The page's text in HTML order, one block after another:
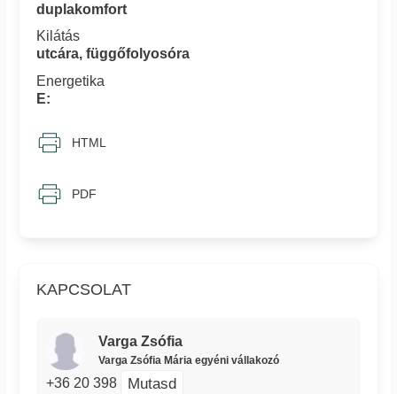
KAPCSOLAT
Varga Zsófia
Varga Zsófia Mária egyéni vállakozó
+36 20 398 Mutasd
duplakomfort
Kilátás
utcára, függőfolyosóra
Energetika
E:
HTML
PDF